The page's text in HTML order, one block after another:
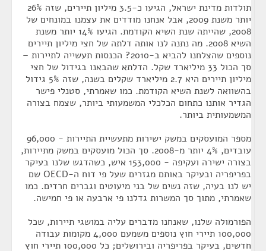
תולדות מדינת ישראל, הגיעו כ-3.5 מיליון תיירים, שזה 26%
יותר משנת 2009, אבל אנחנו מודדים את עצמנו במונחים של
2008, שהייתה שנת השיא הקודמת. הגיעו 14% יותר משנת
השיא 2008. מה נתנה לנו אותה דלתה של חצי מיליון תיירים
נוספים שהצלחנו להביא ב-2010? הכנסות תעשייה לתיירות –
סך הכול 33 מיליארד שקל. הדלתא שהבאנו בגידול של חצי
מיליון תיירים היא 2.7 מיליארד שקלים בשנה, שזה 5% גידול
בהשוואה לשנת השיא הקודמת. כמו שאמרתי, סטנלי פישר
הגדיר אותנו כתחום הכלכלי המשמעותי ביותר, שצמח בצורה
המשמעותית ביותר.
מספר המועסקים במשק ישירות מתעשיית התיירות - 96,000
עובדים, 4% יותר מ-2008. סך הכול מועסקים במשק מתיירות,
בצורה ישירה ועקיפה - 153,000 איש, כשהדגש שלנו בעיקר
בפריפריה ובעיקר באותם מגזרים שעל פי דוח ה-OECD שם
יש לנו בעיה, שזה נשים של בני מיעוטים וגברים חרדים. כמו
שאמרתי, מתוך סך המשרות גדלנו פי ארבעה או פי חמישה.
הפורמולה שלנו, שאנחנו מדברים עליה במושגי תיירות, שכל
100,000 תיירי חוץ נוספים משמעם 4,000 מקומות עבודה
חדשים, בעיקר בפריפריה ובירושלים; כל 100,000 תיירי חוץ